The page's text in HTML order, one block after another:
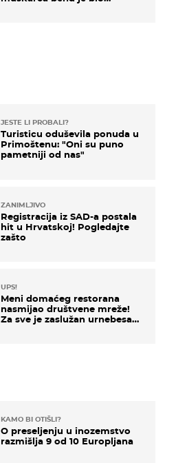
JESTE LI PROBALI?
Turisticu oduševila ponuda u
Primoštenu: "Oni su puno
pametniji od nas"
ZANIMLJIVO
Registracija iz SAD-a postala
hit u Hrvatskoj! Pogledajte
zašto
UPS!
Meni domaćeg restorana
nasmijao društvene mreže!
Za sve je zaslužan urnebesan
KAMO BI OTIŠLI?
O preseljenju u inozemstvo
razmišlja 9 od 10 Europljana